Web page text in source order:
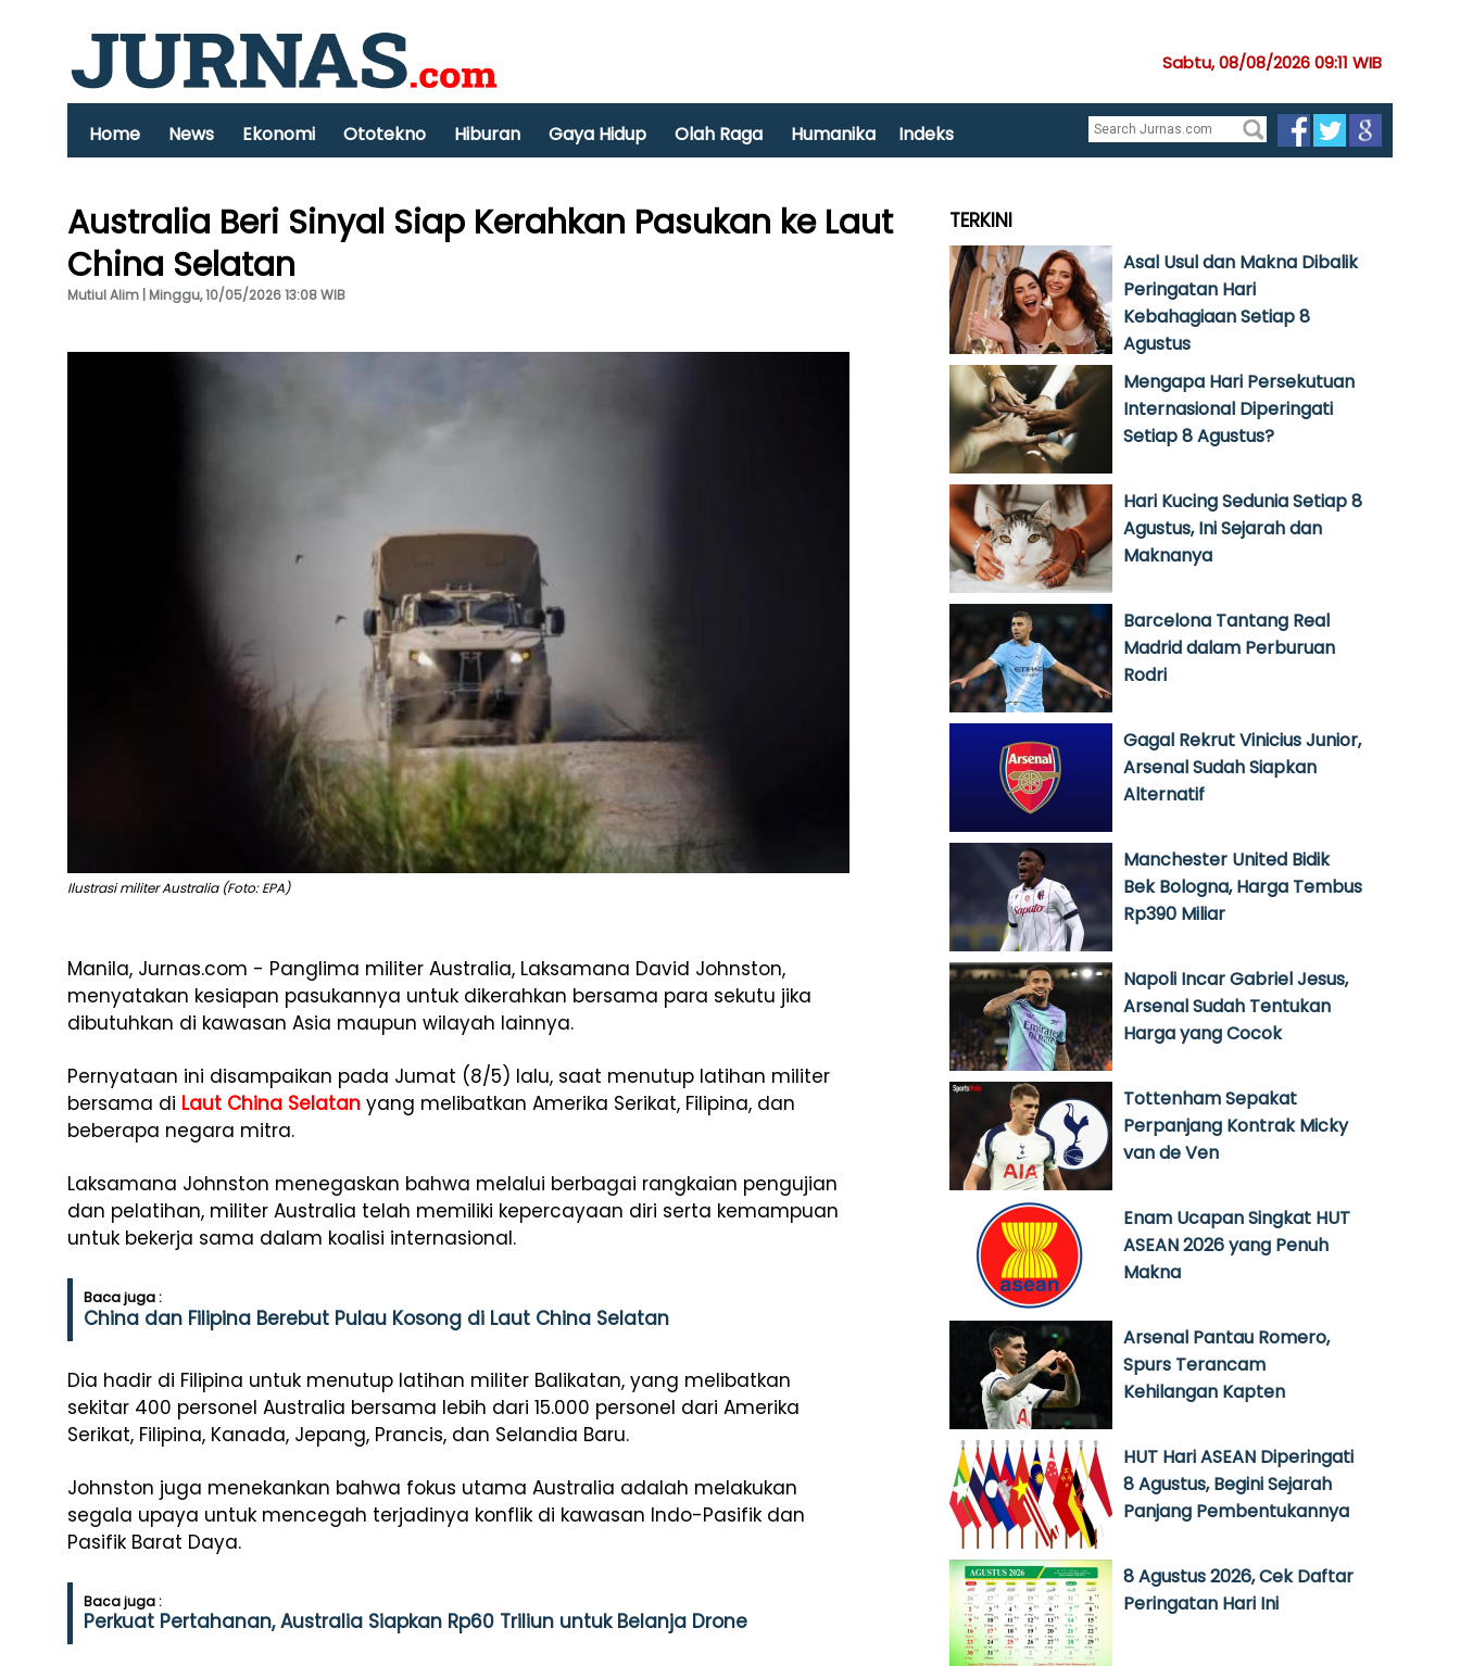
Sabtu, 08/08/2026 09:11 WIB
Home News Ekonomi Ototekno Hiburan Gaya Hidup Olah Raga Humanika Indeks
Australia Beri Sinyal Siap Kerahkan Pasukan ke Laut
China Selatan
Mutiul Alim | Minggu, 10/05/2026 13:08 WIB
Ilustrasi militer Australia (Foto: EPA)
Manila, Jurnas.com - Panglima militer Australia, Laksamana David Johnston,
menyatakan kesiapan pasukannya untuk dikerahkan bersama para sekutu jika
dibutuhkan di kawasan Asia maupun wilayah lainnya.
Pernyataan ini disampaikan pada Jumat (8/5) lalu, saat menutup latihan militer
bersama di Laut China Selatan yang melibatkan Amerika Serikat, Filipina, dan
beberapa negara mitra.
Laksamana Johnston menegaskan bahwa melalui berbagai rangkaian pengujian
dan pelatihan, militer Australia telah memiliki kepercayaan diri serta kemampuan
untuk bekerja sama dalam koalisi internasional.
Baca juga :
China dan Filipina Berebut Pulau Kosong di Laut China Selatan
Dia hadir di Filipina untuk menutup latihan militer Balikatan, yang melibatkan
sekitar 400 personel Australia bersama lebih dari 15.000 personel dari Amerika
Serikat, Filipina, Kanada, Jepang, Prancis, dan Selandia Baru.
Johnston juga menekankan bahwa fokus utama Australia adalah melakukan
segala upaya untuk mencegah terjadinya konflik di kawasan Indo-Pasifik dan
Pasifik Barat Daya.
Baca juga :
Perkuat Pertahanan, Australia Siapkan Rp60 Triliun untuk Belanja Drone
TERKINI
Asal Usul dan Makna Dibalik
Peringatan Hari
Kebahagiaan Setiap 8
Agustus
Mengapa Hari Persekutuan
Internasional Diperingati
Setiap 8 Agustus?
Hari Kucing Sedunia Setiap 8
Agustus, Ini Sejarah dan
Maknanya
Barcelona Tantang Real
Madrid dalam Perburuan
Rodri
Gagal Rekrut Vinicius Junior,
Arsenal Sudah Siapkan
Alternatif
Manchester United Bidik
Bek Bologna, Harga Tembus
Rp390 Miliar
Napoli Incar Gabriel Jesus,
Arsenal Sudah Tentukan
Harga yang Cocok
Tottenham Sepakat
Perpanjang Kontrak Micky
van de Ven
Enam Ucapan Singkat HUT
ASEAN 2026 yang Penuh
Makna
Arsenal Pantau Romero,
Spurs Terancam
Kehilangan Kapten
HUT Hari ASEAN Diperingati
8 Agustus, Begini Sejarah
Panjang Pembentukannya
8 Agustus 2026, Cek Daftar
Peringatan Hari Ini